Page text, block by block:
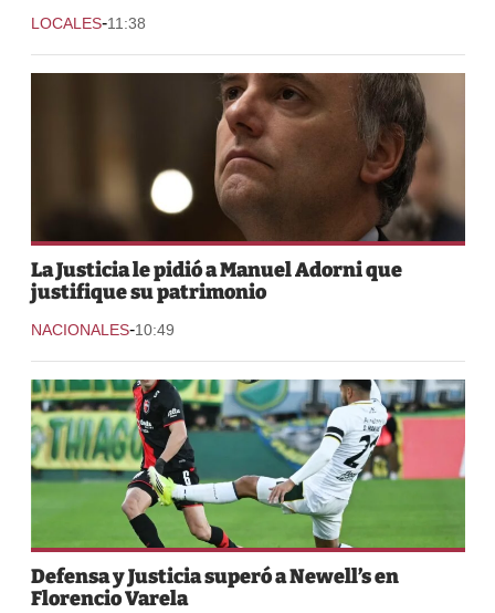
LOCALES-11:38
La Justicia le pidió a Manuel Adorni que
justifique su patrimonio
NACIONALES-10:49
Defensa y Justicia superó a Newell’s en
Florencio Varela